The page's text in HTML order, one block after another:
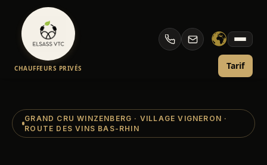
contenu
CHAUFFEURS PRIVÉS Tarif
Taxi et VTC Blienschwiller — Chauffeur Privé
GRAND CRU WINZENBERG · VILLAGE VIGNERON ·
ROUTE DES VINS BAS-RHIN